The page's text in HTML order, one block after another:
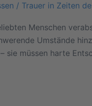
/ Trauer in Zeiten
Menschen
Umstände
sie müssen harte